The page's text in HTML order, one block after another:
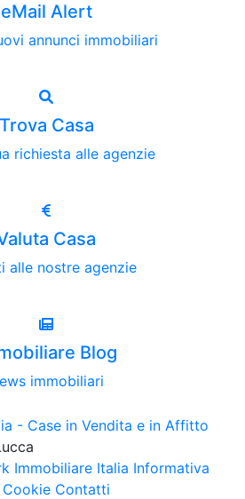
eMail Alert
annunci immobiliari
Trova Casa
richiesta alle agenzie
Casa
alle nostre agenzie
Blog
immobiliari
Immobiliare Italia Informativa
Contatti